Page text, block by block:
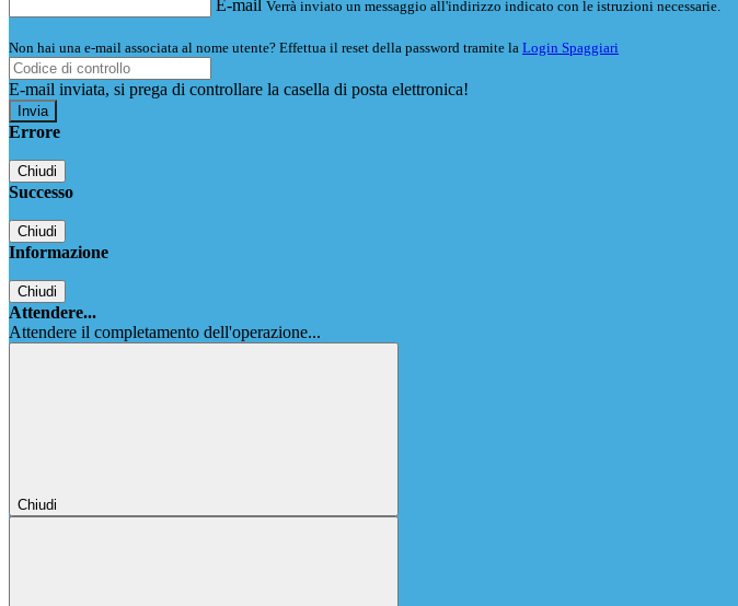
E-mail Verrà inviato un messaggio all'indirizzo indicato con le istruzioni necessarie.
Non hai una e-mail associata al nome utente? Effettua il reset della password tramite la Login Spaggiari
E-mail inviata, si prega di controllare la casella di posta elettronica!
Errore
Chiudi
Successo
Chiudi
Informazione
Chiudi
Attendere...
Attendere il completamento dell'operazione...
Chiudi